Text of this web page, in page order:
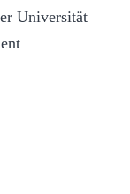
Universität